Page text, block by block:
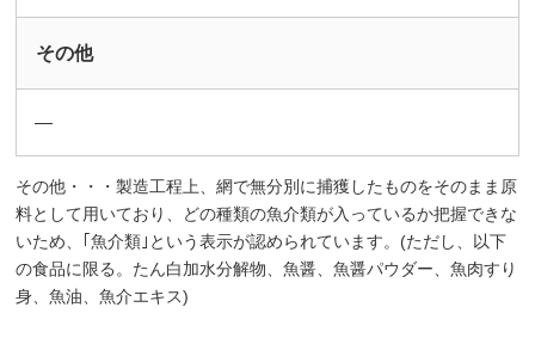
その他
―
その他・・・製造工程上、網で無分別に捕獲したものをそのまま原
料として用いており、どの種類の魚介類が入っているか把握できな
いため、｢魚介類｣という表示が認められています。(ただし、以下
の食品に限る。たん白加水分解物、魚醤、魚醤パウダー、魚肉すり
身、魚油、魚介エキス)